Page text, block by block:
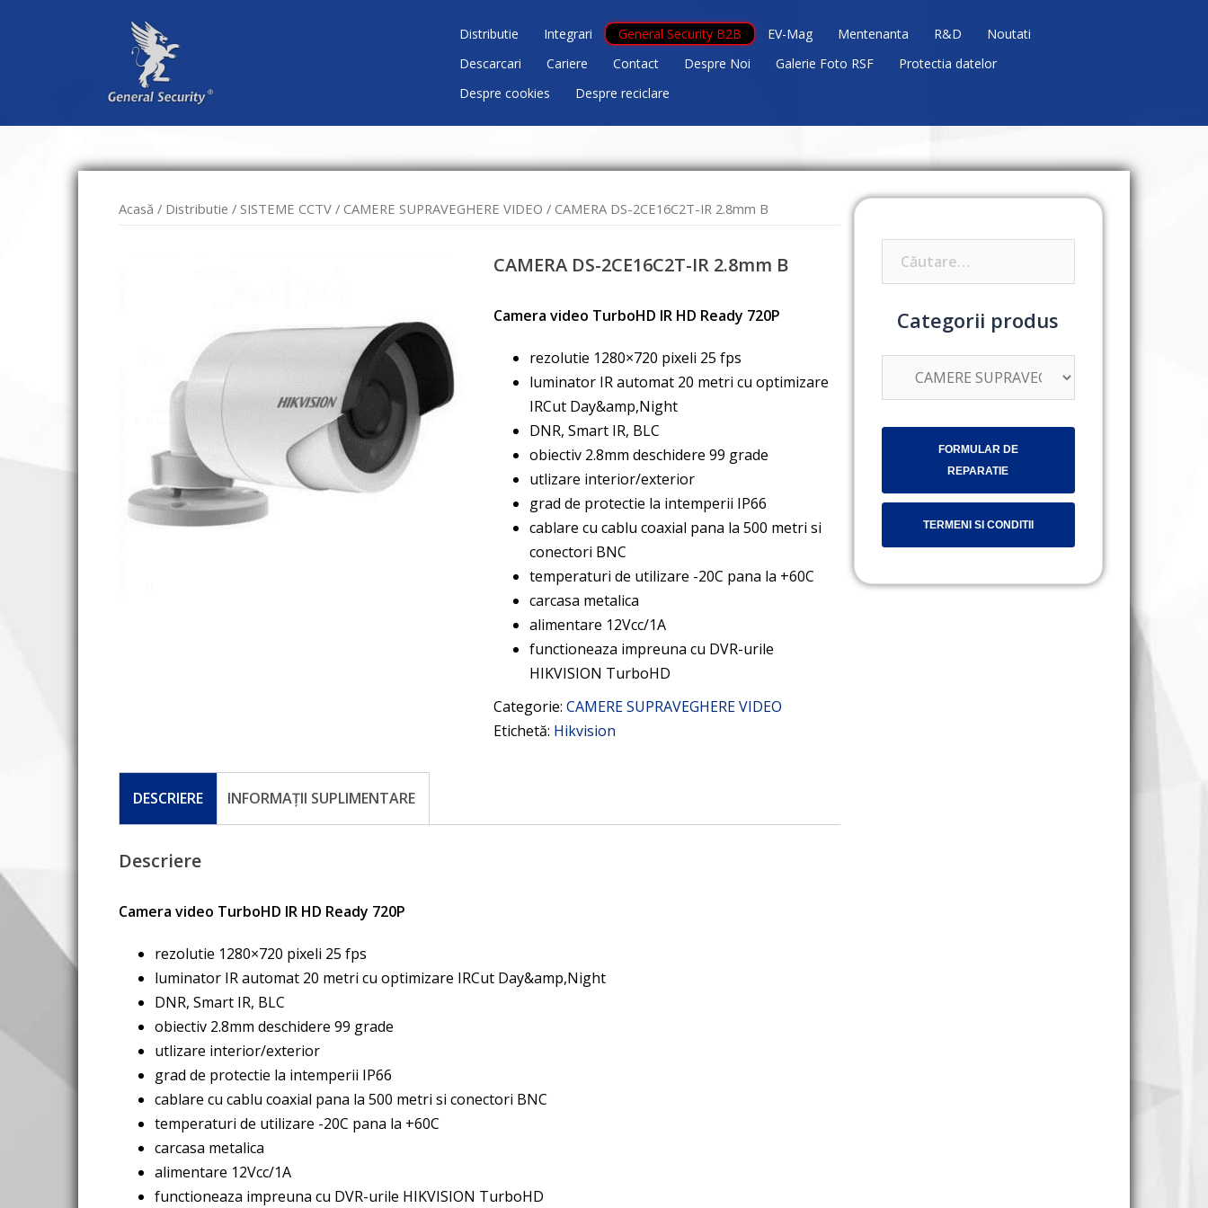
Distributie Integrari General Security B2B EV-Mag Mentenanta R&D
Noutati
Descarcari
Cariere Contact Despre Noi Galerie Foto RSF
Protectia datelor
Despre cookies
Despre reciclare
Acasă / Distributie / SISTEME CCTV / CAMERE SUPRAVEGHERE VIDEO / CAMERA DS-2CE16C2T-IR 2.8mm B
CAMERA DS-2CE16C2T-IR 2.8mm B
Camera video TurboHD IR HD Ready 720P
rezolutie 1280×720 pixeli 25 fps
luminator IR automat 20 metri cu optimizare
IRCut Day&amp,Night
DNR, Smart IR, BLC
obiectiv 2.8mm deschidere 99 grade
utlizare interior/exterior
grad de protectie la intemperii IP66
cablare cu cablu coaxial pana la 500 metri si
conectori BNC
temperaturi de utilizare -20C pana la +60C
carcasa metalica
alimentare 12Vcc/1A
functioneaza impreuna cu DVR-urile
HIKVISION TurboHD
Categorie:CAMERE SUPRAVEGHERE VIDEO
Etichetă: Hikvision
DESCRIERE INFORMAȚII SUPLIMENTARE
Descriere
Camera video TurboHD IR HD Ready 720P
rezolutie 1280×720 pixeli 25 fps
luminator IR automat 20 metri cu optimizare IRCut Day&amp,Night
DNR, Smart IR, BLC
obiectiv 2.8mm deschidere 99 grade
utlizare interior/exterior
grad de protectie la intemperii IP66
cablare cu cablu coaxial pana la 500 metri si conectori BNC
temperaturi de utilizare -20C pana la +60C
carcasa metalica
alimentare 12Vcc/1A
functioneaza impreuna cu DVR-urile HIKVISION TurboHD
Categorii produs
FORMULAR DE
REPARATIE
TERMENI SI CONDITII